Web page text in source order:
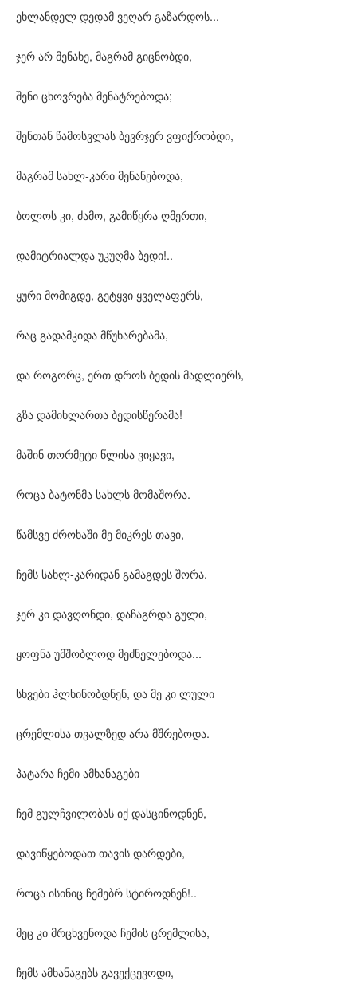
ეხლანდელ დედამ ვეღარ გაზარდოს...
ჯერ არ მენახე, მაგრამ გიცნობდი,
შენი ცხოვრება მენატრებოდა;
შენთან წამოსვლას ბევრჯერ ვფიქრობდი,
მაგრამ სახლ-კარი მენანებოდა,
ბოლოს კი, ძამო, გამიწყრა ღმერთი,
დამიტრიალდა უკუღმა ბედი!..
ყური მომიგდე, გეტყვი ყველაფერს,
რაც გადამკიდა მწუხარებამა,
და როგორც, ერთ დროს ბედის მადლიერს,
გზა დამიხლართა ბედისწერამა!
მაშინ თორმეტი წლისა ვიყავი,
როცა ბატონმა სახლს მომაშორა.
წამსვე ძროხაში მე მიკრეს თავი,
ჩემს სახლ-კარიდან გამაგდეს შორა.
ჯერ კი დავღონდი, დაჩაგრდა გული,
ყოფნა უმშობლოდ მეძნელებოდა...
სხვები ჰლხინობდნენ, და მე კი ლული
ცრემლისა თვალზედ არა მშრებოდა.
პატარა ჩემი ამხანაგები
ჩემ გულჩვილობას იქ დასცინოდნენ,
დავიწყებოდათ თავის დარდები,
როცა ისინიც ჩემებრ სტიროდნენ!..
მეც კი მრცხვენოდა ჩემის ცრემლისა,
ჩემს ამხანაგებს გავექცევოდი,